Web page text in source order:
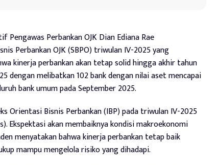
Pengawas Perbankan OJK Dian Ediana Rae
Perbankan OJK (SBPO) triwulan IV-2025 yang
kinerja perbankan akan tetap solid hingga akhir tahun
dengan melibatkan 102 bank dengan nilai aset mencapai
bank umum pada September 2025.
Orientasi Bisnis Perbankan (IBP) pada triwulan IV-2025
Ekspektasi akan membaiknya kondisi makroekonomi
menyatakan bahwa kinerja perbankan tetap baik
mampu mengelola risiko yang dihadapi.